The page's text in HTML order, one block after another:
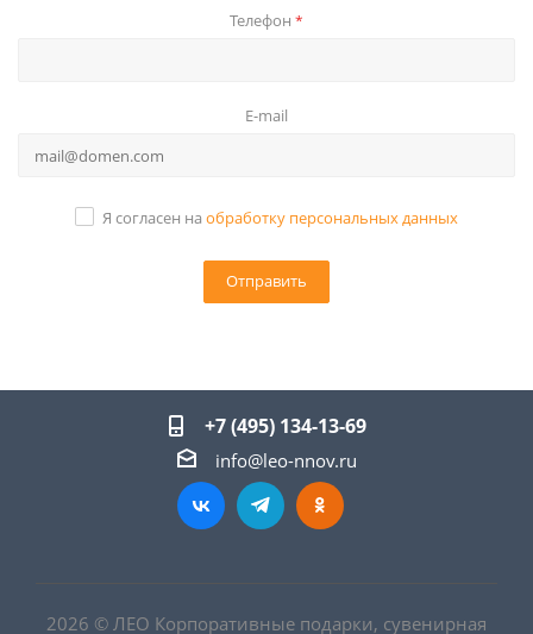
Телефон *
E-mail
Я согласен на обработку персональных данных
+7 (495) 134-13-69
info@leo-nnov.ru
2026 © ЛЕО Корпоративные подарки, сувенирная